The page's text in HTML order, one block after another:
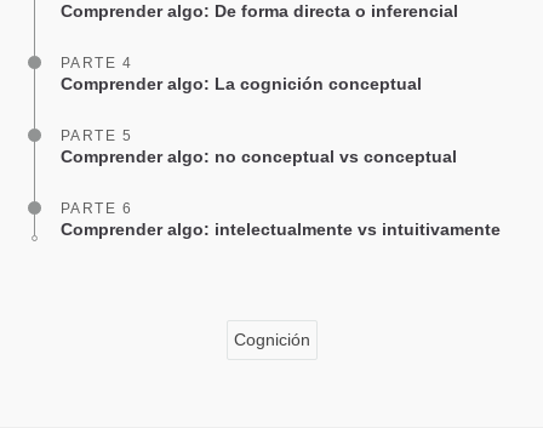
Comprender algo: De forma directa o inferencial
PARTE 4
Comprender algo: La cognición conceptual
PARTE 5
Comprender algo: no conceptual vs conceptual
PARTE 6
Comprender algo: intelectualmente vs intuitivamente
Cognición